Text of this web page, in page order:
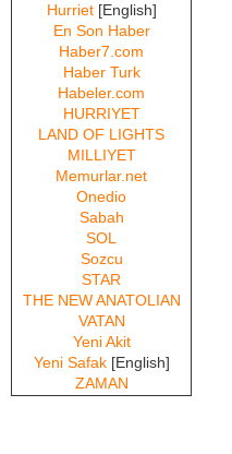
Hurriet[English]
En Son Haber
Haber7.com
Haber Turk
Habeler.com
HURRIYET
LAND OF LIGHTS
MILLIYET
Memurlar.net
Onedio
Sabah
SOL
Sozcu
STAR
THE NEW ANATOLIAN
VATAN
Yeni Akit
Yeni Safak[English]
ZAMAN